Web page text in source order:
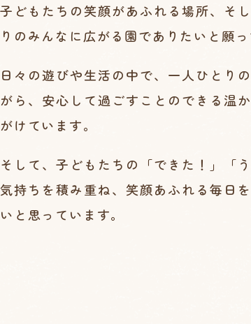
子どもたちの笑顔があふれる場所、そ
りのみんなに広がる園でありたいと願っ
日々の遊びや生活の中で、一人ひとり
がら、安心して過ごすことのできる温
がけています。
そして、子どもたちの「できた！」「
気持ちを積み重ね、笑顔あふれる毎日
いと思っています。